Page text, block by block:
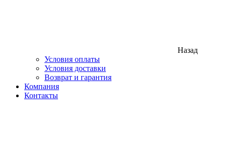
Назад
Условия оплаты
Условия доставки
Возврат и гарантия
Компания
Контакты